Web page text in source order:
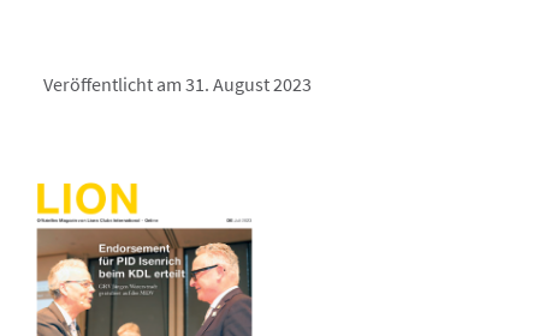
Veröffentlicht am 31. August 2023